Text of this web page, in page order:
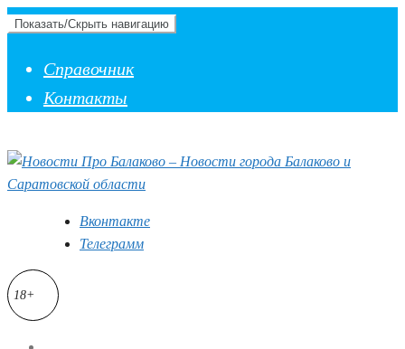
Показать/Скрыть навигацию
Справочник
Контакты
Вконтакте
Телеграмм
18+